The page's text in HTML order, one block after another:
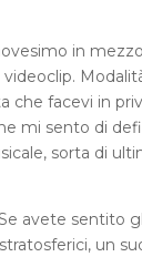
in
che facevi in
mi sento di
sorta di
avete sentito
un